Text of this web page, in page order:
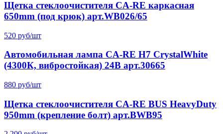
Щетка стеклоочистителя CA-RE каркасная
650mm (под крюк) арт.WB026/65
520 руб/шт
Автомобильная лампа CA-RE H7 CrystalWhite
(4300К, вибростойкая) 24В арт.30665
880 руб/шт
Щетка стеклоочистителя CA-RE BUS HeavyDuty
950mm (крепление болт) арт.BWB95